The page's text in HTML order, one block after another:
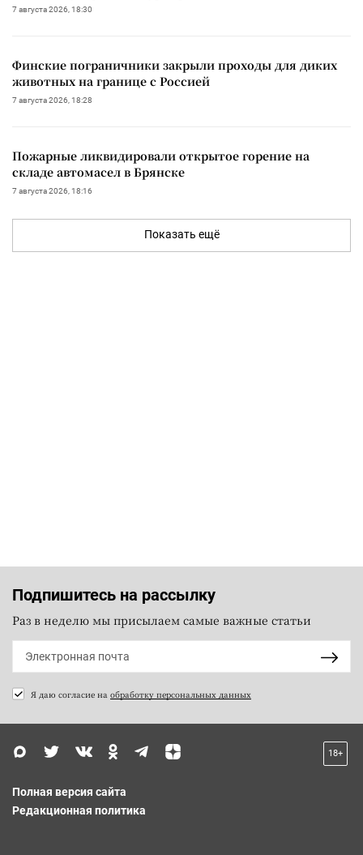
7 августа 2026, 18:30
Финские пограничники закрыли проходы для диких
животных на границе с Россией
7 августа 2026, 18:28
Пожарные ликвидировали открытое горение на
складе автомасел в Брянске
7 августа 2026, 18:16
Показать ещё
Подпишитесь на рассылку
Раз в неделю мы присылаем самые важные статьи
Я даю согласие на обработку персональных данных
18+
Полная версия сайта
Редакционная политика